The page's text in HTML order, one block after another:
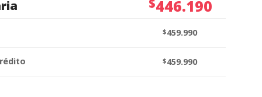
$446.190
$459.990
$459.990